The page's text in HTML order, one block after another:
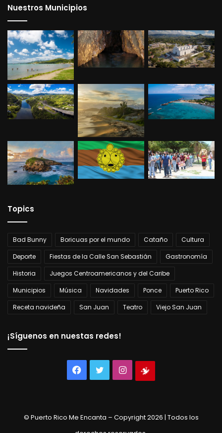
Nuestros Municipios
Topics
Bad Bunny Boricuas por el mundo Cataño
Cultura
Deporte
Fiestas de la Calle San Sebastián
Gastronomía
Historia
Juegos Centroamericanos y del Caribe
Municipios
Música Navidades Ponce
Puerto Rico
Receta navideña
San Juan Teatro Viejo San Juan
¡Síguenos en nuestas redes!
Facebook
TwitterInstagram
© Puerto Rico Me Encanta – Copyright 2026 | Todos los